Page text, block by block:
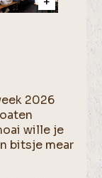
2026
wille je
bitsje mear